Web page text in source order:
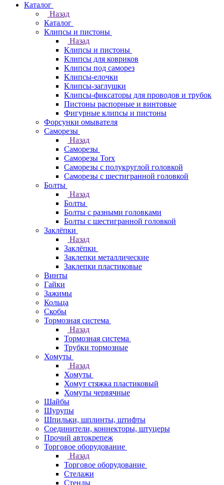
Каталог
Назад
Каталог
Клипсы и пистоны
Назад
Клипсы и пистоны
Клипсы для ковриков
Клипсы под саморез
Клипсы-елочки
Клипсы-заглушки
Клипсы-фиксаторы для проводов и трубок
Пистоны распорные и винтовые
Фигурные клипсы и пистоны
Форсунки омывателя
Саморезы
Назад
Саморезы
Саморезы Torx
Саморезы с полукруглой головкой
Саморезы с шестигранной головкой
Болты
Назад
Болты
Болты с разными головками
Болты с шестигранной головкой
Заклёпки
Назад
Заклёпки
Заклепки металлические
Заклепки пластиковые
Винты
Гайки
Зажимы
Кольца
Скобы
Тормозная система
Назад
Тормозная система
Трубки тормозные
Хомуты
Назад
Хомуты
Хомут стяжка пластиковый
Хомуты червячные
Шайбы
Шурупы
Шпильки, шплинты, штифты
Соединители, коннекторы, штуцеры
Прочий автокрепеж
Торговое оборудование
Назад
Торговое оборудование
Стелажи
Стенды